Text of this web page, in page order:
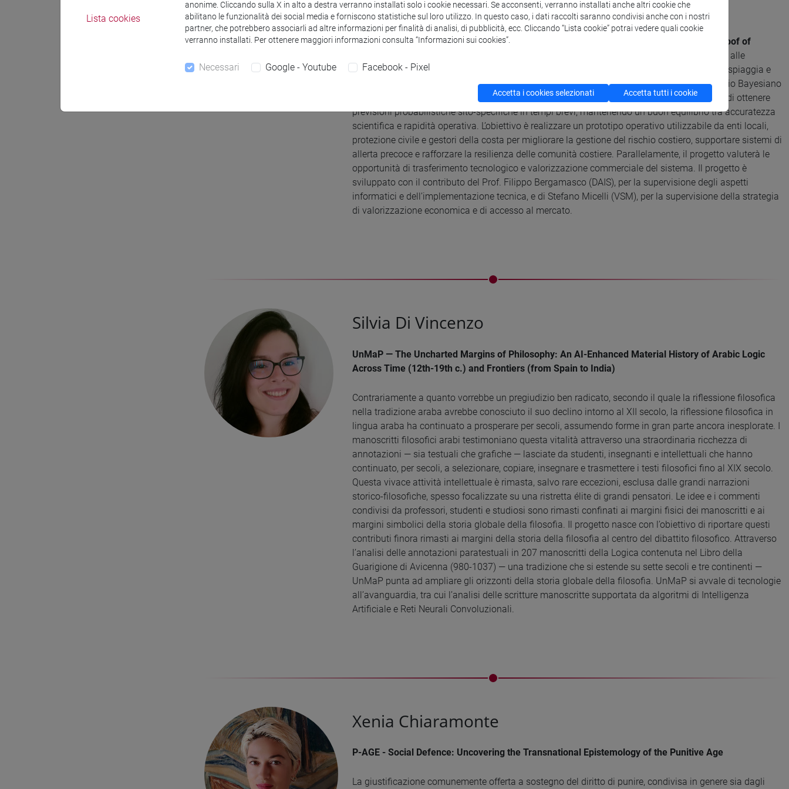
MARINA - Multi-model Approach for Runup and INundation Analysis
Collegato al progetto WARMCOAST, Alessio Rovere ha vinto anche il finanziamento
ERC Proof of
MARINA. L’obiettivo di MARINA è quello di sviluppare un sistema cloud di supporto alle
decisioni per prevedere il rischio di inondazione costiera legato alla risalita delle onde sulla spiaggia e
sulle strutture costiere. Il progetto combina modelli fisici ad alta risoluzione con un approccio Bayesiano
multi-modello, capace di correggere e integrare formule empiriche rapide. Questo consente di ottenere
previsioni probabilistiche sito-specifiche in tempi brevi, mantenendo un buon equilibrio tra accuratezza
scientifica e rapidità operativa. L’obiettivo è realizzare un prototipo operativo utilizzabile da enti locali,
protezione civile e gestori della costa per migliorare la gestione del rischio costiero, supportare sistemi di
allerta precoce e rafforzare la resilienza delle comunità costiere. Parallelamente, il progetto valuterà le
opportunità di trasferimento tecnologico e valorizzazione commerciale del sistema. Il progetto è
sviluppato con il contributo del Prof. Filippo Bergamasco (DAIS), per la supervisione degli aspetti
informatici e dell’implementazione tecnica, e di Stefano Micelli (VSM), per la supervisione della strategia
di valorizzazione economica e di accesso al mercato.
Silvia Di Vincenzo
UnMaP — The Uncharted Margins of Philosophy: An AI-Enhanced Material History of Arabic Logic
Across Time (12th-19th c.) and Frontiers (from Spain to India)
Contrariamente a quanto vorrebbe un pregiudizio ben radicato, secondo il quale la riflessione filosofica
nella tradizione araba avrebbe conosciuto il suo declino intorno al XII secolo, la riflessione filosofica in
lingua araba ha continuato a prosperare per secoli, assumendo forme in gran parte ancora inesplorate. I
manoscritti filosofici arabi testimoniano questa vitalità attraverso una straordinaria ricchezza di
annotazioni — sia testuali che grafiche — lasciate da studenti, insegnanti e intellettuali che hanno
continuato, per secoli, a selezionare, copiare, insegnare e trasmettere i testi filosofici fino al XIX secolo.
Questa vivace attività intellettuale è rimasta, salvo rare eccezioni, esclusa dalle grandi narrazioni
storico-filosofiche, spesso focalizzate su una ristretta élite di grandi pensatori. Le idee e i commenti
condivisi da professori, studenti e studiosi sono rimasti confinati ai margini fisici dei manoscritti e ai
margini simbolici della storia globale della filosofia. Il progetto nasce con l’obiettivo di riportare questi
contributi finora rimasti ai margini della storia della filosofia al centro del dibattito filosofico. Attraverso
l’analisi delle annotazioni paratestuali in 207 manoscritti della Logica contenuta nel Libro della
Guarigione di Avicenna (980-1037) — una tradizione che si estende su sette secoli e tre continenti —
UnMaP punta ad ampliare gli orizzonti della storia globale della filosofia. UnMaP si avvale di tecnologie
all’avanguardia, tra cui l’analisi delle scritture manoscritte supportata da algoritmi di Intelligenza
Artificiale e Reti Neurali Convoluzionali.
Xenia Chiaramonte
P-AGE - Social Defence: Uncovering the Transnational Epistemology of the Punitive Age
La giustificazione comunemente offerta a sostegno del diritto di punire, condivisa in genere sia dagli
Lista cookies
anonime. Cliccando sulla X in alto a destra verranno installati solo i cookie necessari. Se acconsenti, verranno installati anche altri cookie che
abilitano le funzionalità dei social media e forniscono statistiche sul loro utilizzo. In questo caso, i dati raccolti saranno condivisi anche con i nostri
partner, che potrebbero associarli ad altre informazioni per finalità di analisi, di pubblicità, ecc. Cliccando “Lista cookie” potrai vedere quali cookie
verranno installati. Per ottenere maggiori informazioni consulta “Informazioni sui cookies”.
Necessari Google - Youtube Facebook - Pixel
Accetta i cookies selezionati Accetta tutti i cookie